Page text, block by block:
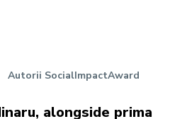
Autorii SocialImpactAward
alongside prima